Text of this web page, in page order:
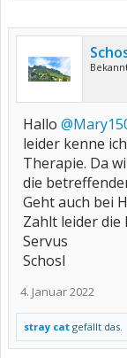
Hallo
leider kenne
Therapie. Da
die
Geht auch bei
Zahlt leider die
Servus
Schosl
4. Januar 2022
stray cat gefällt das.